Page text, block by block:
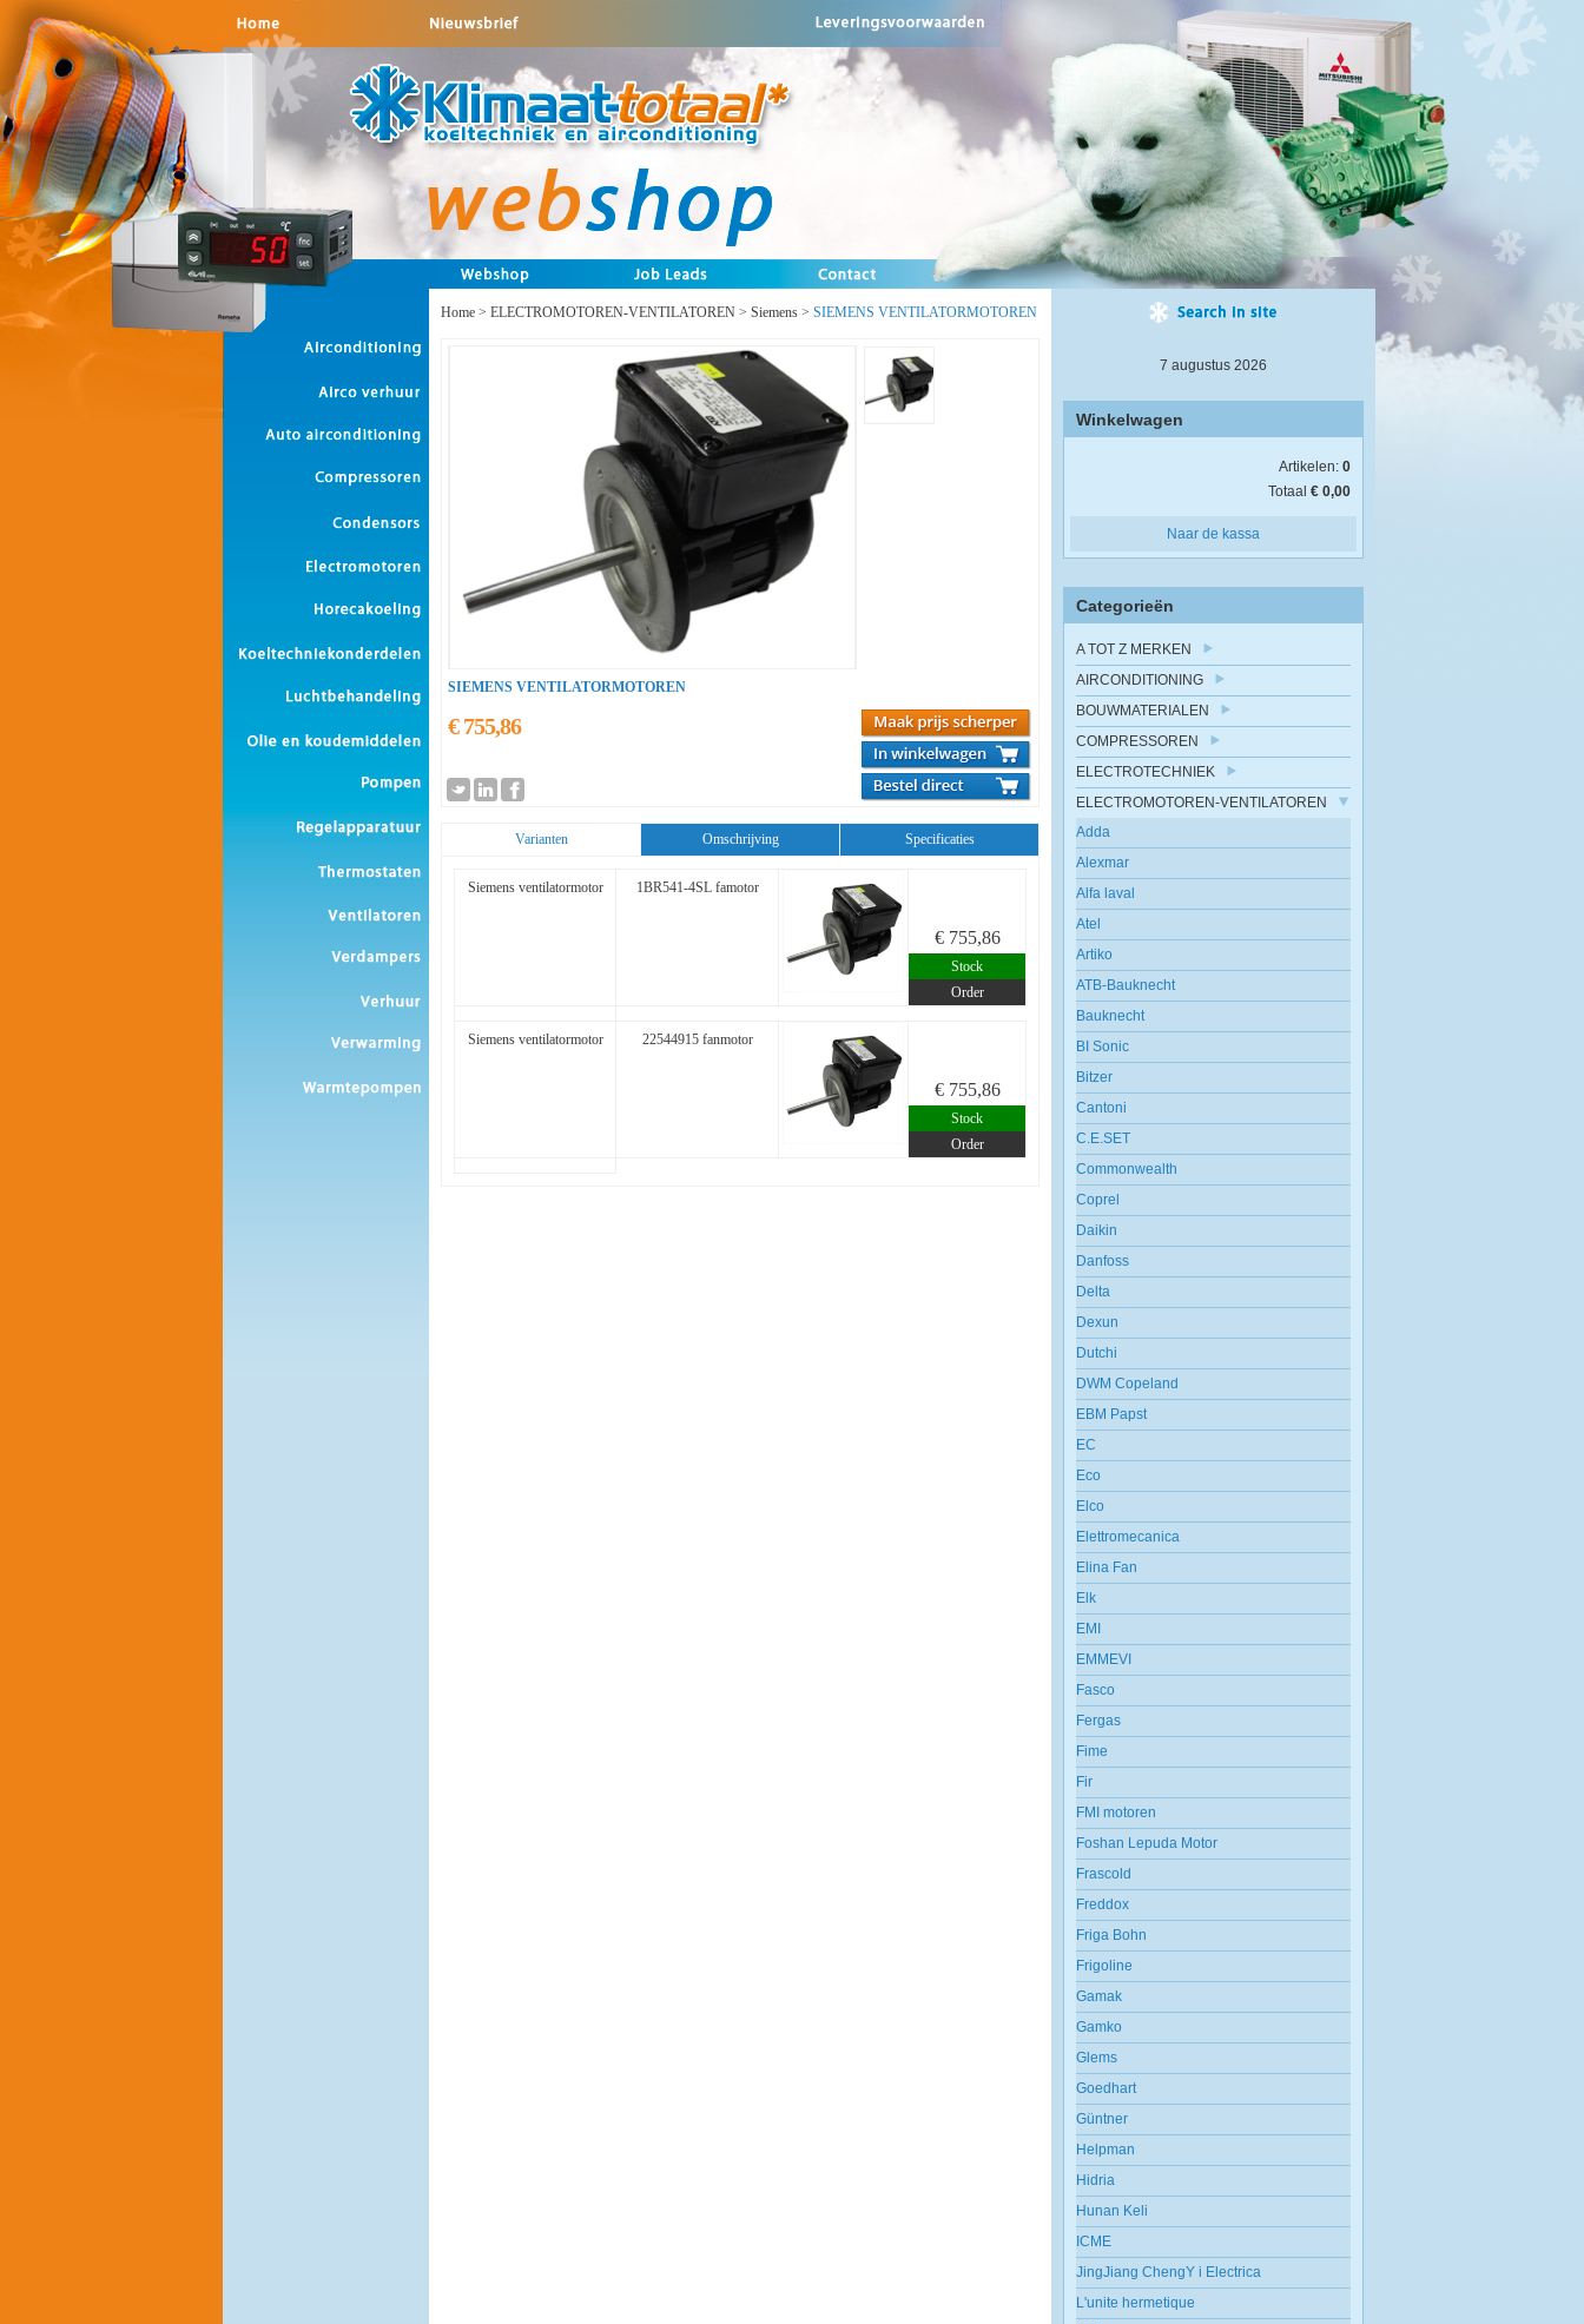
Home > ELECTROMOTOREN-VENTILATOREN > Siemens > SIEMENS VENTILATORMOTOREN
SIEMENS VENTILATORMOTOREN
€ 755,86
Varianten Omschrijving Specificaties
Siemens ventilatormotor 1BR541-4SL famotor
€ 755,86
Stock
Order
Siemens ventilatormotor 22544915 fanmotor
€ 755,86
Stock
Order
7 augustus 2026
Winkelwagen
Artikelen: 0
Totaal € 0,00
Naar de kassa
Categorieën
A TOT Z MERKEN
AIRCONDITIONING
BOUWMATERIALEN
COMPRESSOREN
ELECTROTECHNIEK
ELECTROMOTOREN-VENTILATOREN
Adda
Alexmar
Alfa laval
Atel
Artiko
ATB-Bauknecht
Bauknecht
BI Sonic
Bitzer
Cantoni
C.E.SET
Commonwealth
Coprel
Daikin
Danfoss
Delta
Dexun
Dutchi
DWM Copeland
EBM Papst
EC
Eco
Elco
Elettromecanica
Elina Fan
Elk
EMI
EMMEVI
Fasco
Fergas
Fime
Fir
FMI motoren
Foshan Lepuda Motor
Frascold
Freddox
Friga Bohn
Frigoline
Gamak
Gamko
Glems
Goedhart
Güntner
Helpman
Hidria
Hunan Keli
ICME
JingJiang ChengY i Electrica
L'unite hermetique